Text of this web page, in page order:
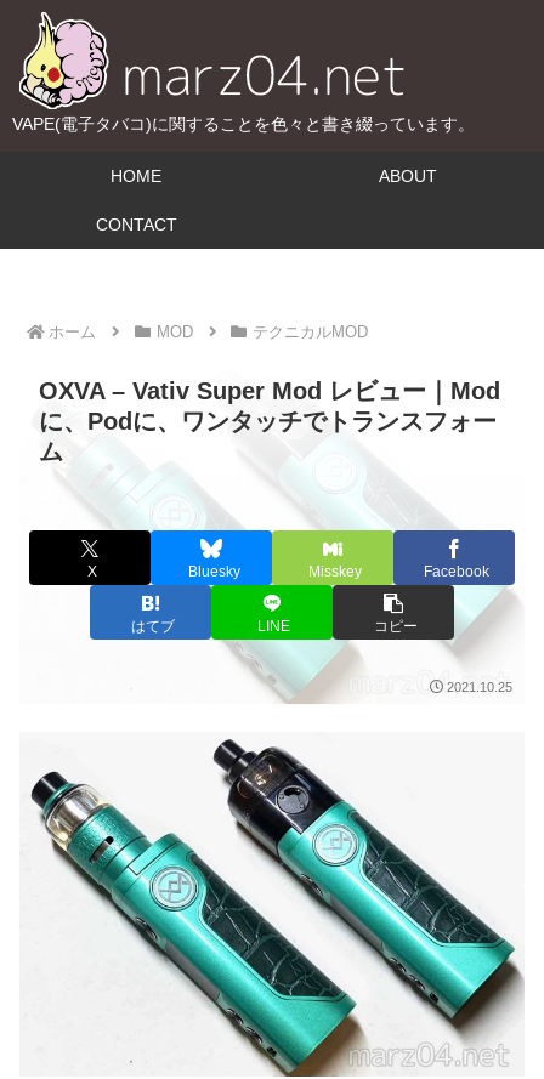
VAPE(電子タバコ)に関することを色々と書き綴っています。
HOME ABOUT
CONTACT
ホーム MOD テクニカルMOD
OXVA – Vativ Super Mod レビュー｜Mod
に、Podに、ワンタッチでトランスフォー
ム
X Bluesky Misskey Facebook
はてブ LINE コピー
2021.10.25